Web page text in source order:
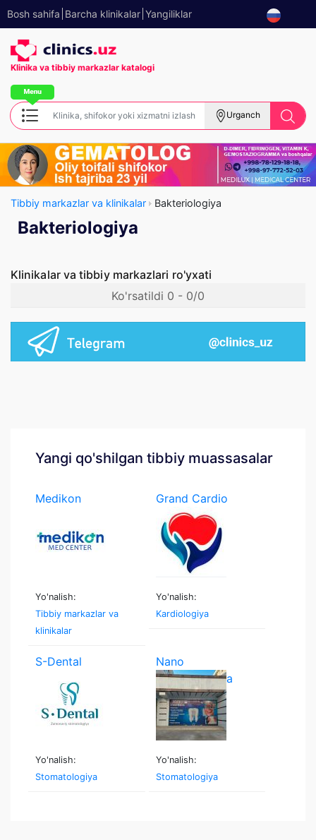
Bosh sahifa Barcha klinikalar Yangiliklar
Klinika va tibbiy markazlar katalogi
Urganch
Tibbiy markazlar va klinikalar Bakteriologiya
Bakteriologiya
Klinikalar va tibbiy markazlari ro'yxati
Ko'rsatildi 0 - 0/0
Yangi qo'shilgan tibbiy muassasalar
Medikon
Yo'nalish:
Tibbiy markazlar va
klinikalar
Grand Cardio
Yo'nalish:
Kardiologiya
S-Dental
Yo'nalish:
Stomatologiya
Nano
stomatologiya
Yo'nalish:
Stomatologiya